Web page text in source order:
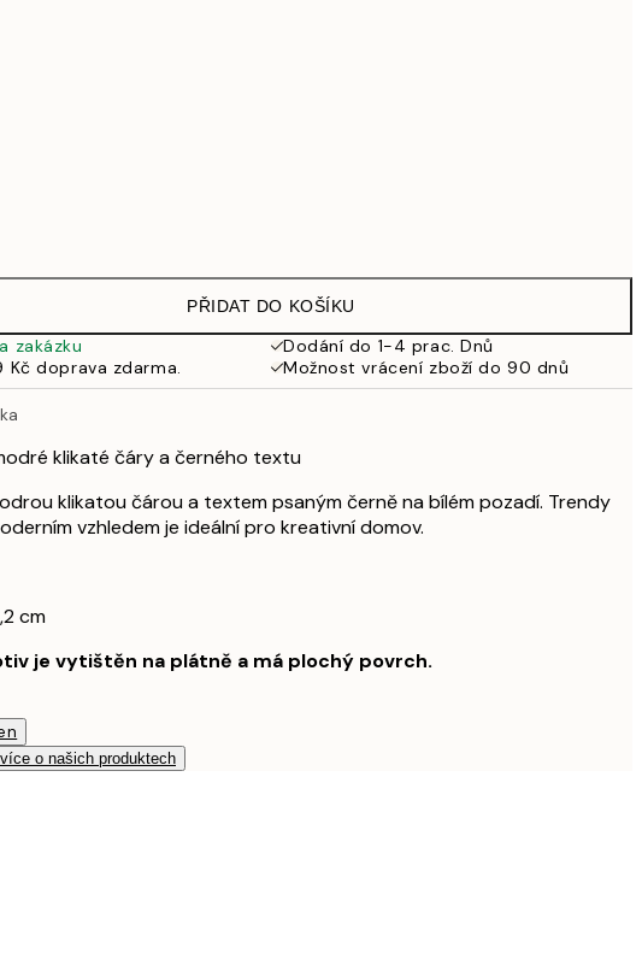
PŘIDAT DO KOŠÍKU
zakázku
Dodání do 1-4 prac. Dnů
Kč doprava zdarma.
Možnost vrácení zboží do 90 dnů
klikaté čáry a černého textu
klikatou čárou a textem psaným černě na bílém pozadí. Trendy
vzhledem je ideální pro kreativní domov.
cm
je vytištěn na plátně a má plochý povrch.
o našich produktech